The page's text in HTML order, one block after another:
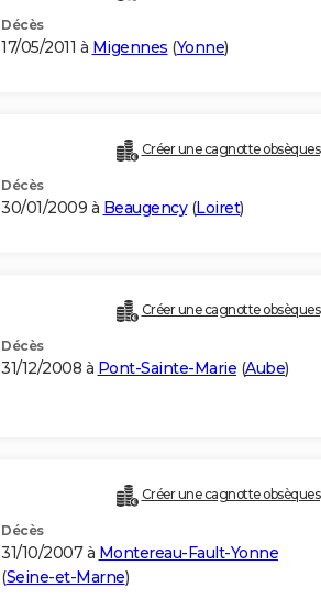
Décès
17/05/2011 à Migennes (Yonne)
Créer une cagnotte obsèques
Décès
30/01/2009 à Beaugency(Loiret)
Créer une cagnotte obsèques
Décès
31/12/2008 à Pont-Sainte-Marie (Aube)
Créer une cagnotte obsèques
Décès
31/10/2007 à Montereau-Fault-Yonne
(Seine-et-Marne)